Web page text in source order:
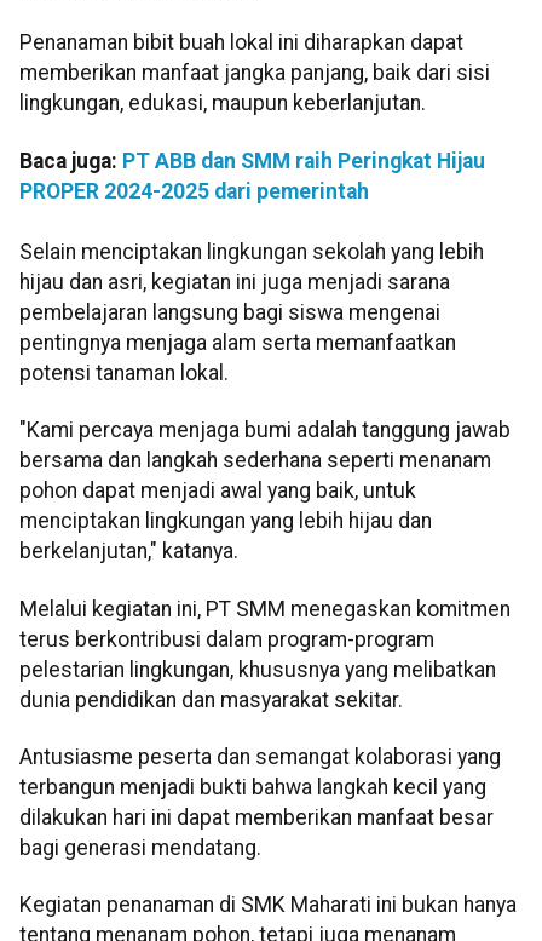
Penanaman bibit buah lokal ini diharapkan dapat
memberikan manfaat jangka panjang, baik dari sisi
lingkungan, edukasi, maupun keberlanjutan.
Baca juga: PT ABB dan SMM raih Peringkat Hijau
PROPER 2024-2025 dari pemerintah
Selain menciptakan lingkungan sekolah yang lebih
hijau dan asri, kegiatan ini juga menjadi sarana
pembelajaran langsung bagi siswa mengenai
pentingnya menjaga alam serta memanfaatkan
potensi tanaman lokal.
"Kami percaya menjaga bumi adalah tanggung jawab
bersama dan langkah sederhana seperti menanam
pohon dapat menjadi awal yang baik, untuk
menciptakan lingkungan yang lebih hijau dan
berkelanjutan," katanya.
Melalui kegiatan ini, PT SMM menegaskan komitmen
terus berkontribusi dalam program-program
pelestarian lingkungan, khususnya yang melibatkan
dunia pendidikan dan masyarakat sekitar.
Antusiasme peserta dan semangat kolaborasi yang
terbangun menjadi bukti bahwa langkah kecil yang
dilakukan hari ini dapat memberikan manfaat besar
bagi generasi mendatang.
Kegiatan penanaman di SMK Maharati ini bukan hanya
tentang menanam pohon, tetapi juga menanam